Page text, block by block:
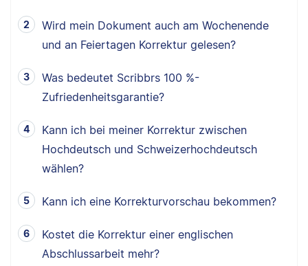
Wird mein Dokument auch am Wochenende
und an Feiertagen Korrektur gelesen?
Was bedeutet Scribbrs 100 %-
Zufriedenheitsgarantie?
Kann ich bei meiner Korrektur zwischen
Hochdeutsch und Schweizerhochdeutsch
wählen?
Kann ich eine Korrekturvorschau bekommen?
Kostet die Korrektur einer englischen
Abschlussarbeit mehr?